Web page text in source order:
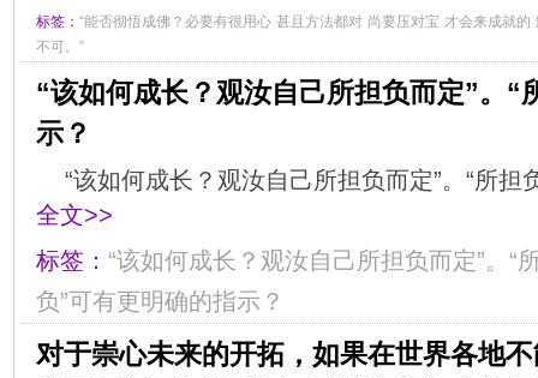
标签： “能否彻悟成佛？必要有很用心 甚且方法都对 尚要压对宝 才会来成就的
不可。”
“该如何成长？观汝自己所担负而定”。“
示？
“该如何成长？观汝自己所担负而定”。“所
全文>>
标签： “该如何成长？观汝自己所担负而定”。“
负”可有更明确的指示？
对于崇心未来的开拓，如果在世界各地